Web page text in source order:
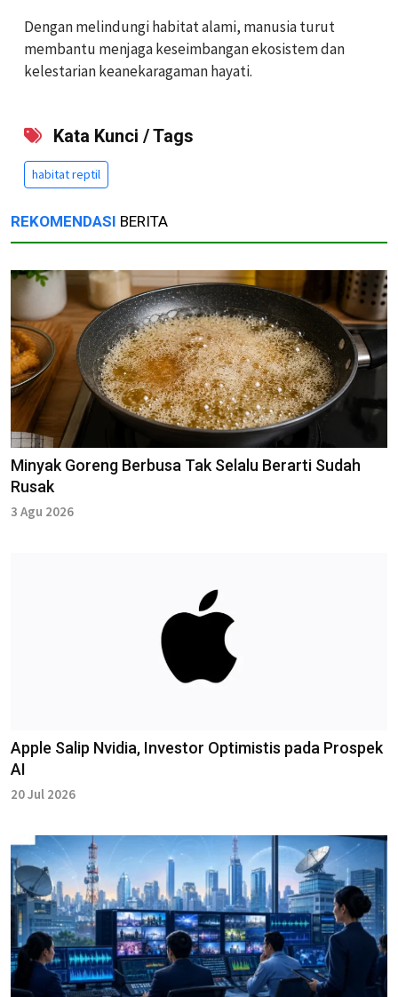
Dengan melindungi habitat alami, manusia turut
membantu menjaga keseimbangan ekosistem dan
kelestarian keanekaragaman hayati.
Kata Kunci / Tags
habitat reptil
REKOMENDASI BERITA
Minyak Goreng Berbusa Tak Selalu Berarti Sudah
Rusak
3 Agu 2026
Apple Salip Nvidia, Investor Optimistis pada Prospek
AI
20 Jul 2026